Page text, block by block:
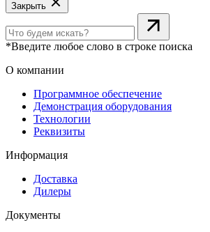
Закрыть
*Введите любое слово в строке поиска
О компании
Программное обеспечение
Демонстрация оборудования
Технологии
Реквизиты
Информация
Доставка
Дилеры
Документы